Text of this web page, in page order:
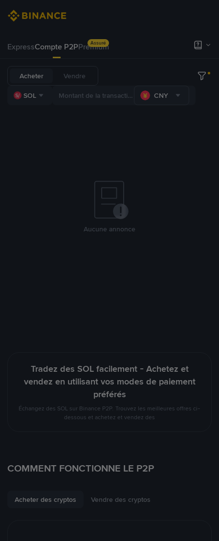
ExpressCompte P2PPremium
Assuré
Acheter Vendre
SOL CNY
Aucune annonce
Tradez des SOL facilement - Achetez et
vendez en utilisant vos modes de paiement
préférés
Échangez des SOL sur Binance P2P. Trouvez les meilleures offres ci-
dessous et achetez et vendez des
COMMENT FONCTIONNE LE P2P
Acheter des cryptos Vendre des cryptos